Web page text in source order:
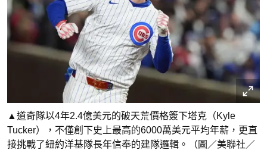
▲道奇隊以4年2.4億美元的破天荒價格簽下塔克（Kyle
Tucker），不僅創下史上最高的6000萬美元平均年薪，更直
接挑戰了紐約洋基隊長年信奉的建隊邏輯。（圖／美聯社／